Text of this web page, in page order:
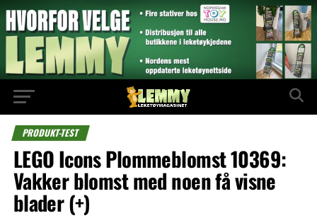
PRODUKT-TEST
LEGO Icons Plommeblomst 10369:
Vakker blomst med noen få visne
blader (+)